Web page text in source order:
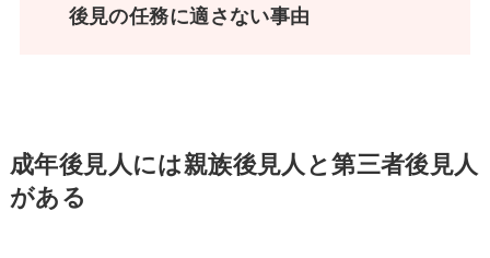
後見の任務に適さない事由
成年後見人には親族後見人と第三者後見人
がある